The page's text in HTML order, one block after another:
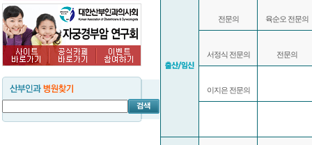
전문의
서정식 전문의
이지은 전문의
육순오 전문의
전문의